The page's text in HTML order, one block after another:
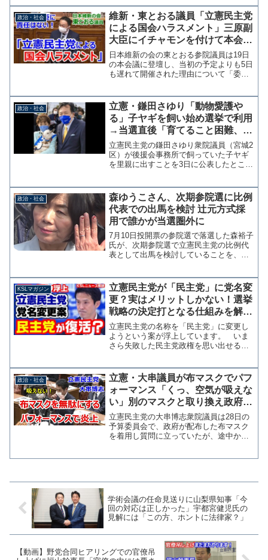
政治・社会
維新・東とおる議員「立憲民主党
による国会ハラスメント」三原副
大臣にイチャモンを付けて本会議
を遅らせた立憲を痛烈批判
日本維新の会の東とおる参院議員は19日
の本会議に登壇し、当初の予定よりも5日
も遅れて開催された理由について「委員
メント」と、理由を付けては審議拒否を
する維新以外の野党を...
政治・社会
立憲・鎌田さゆり「動物愛護や
る」子ヤギを飼い始め選挙で利用
→当選直後「育てること困難、里
親に」→批判殺到、やっぱり飼う
ことに
立憲民主党の鎌田さゆり衆院議員（宮城2
区）が後援会事務所で飼っていた子ヤギ
を里親に出すことを3日に公表したところ
た。 鎌田氏は選挙日程がほぼ確定した
10月初旬に子ヤギを貰い...
政治・社会
森ゆうこさん、次期参院選に比例
代表での出馬を検討 辻元方式採
用で誰かが当選圏外に
7月10日投開票の参院選で落選した森裕子
氏が、次期参院選で立憲民主党の比例代
表として出馬を検討していることを、に
表で立候補する方向で検討 いまのとこ
ろ本人の意思が明確に...
KSLマガジン
立憲民主党が「民主党」に党名変
更？実はメリットしかない！選挙
戦略の決定打となる仕組みを解説
【KSLチャンネル】マガジン255
号
立憲民主党の名称を「民主党」に変更し
ようという案が浮上しています。 いま
さら失敗した民主党政権を思い出せるな
もしれません。 立憲民主党の小川淳也
幹事長は26日の定例会見で...
政治・社会
立憲・大串議員が布マスクでパフ
ォーマンス「くっ、空気が吸えな
い」別のマスクと取り換え政府配
布分を無駄にする
立憲民主党の大串博志衆院議員は28日の
予算委員会で、政府が配布した布マスク
を着用し質問に立っていたが、途中から
学術会議の任命見送りに山梨県知事「今
回の対応は正しかった」宇都宮健児氏の
見解には「この方、ホントに法律家？」
【動画】野党合同ヒアリングでの官僚吊